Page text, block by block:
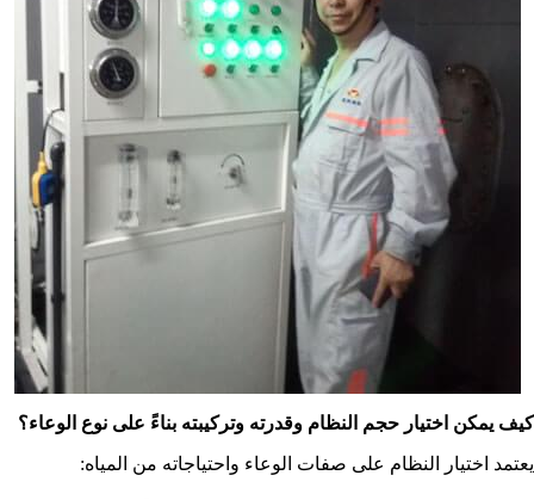
كيف يمكن اختيار حجم النظام وقدرته وتركيبته بناءً على نوع الوعاء؟
يعتمد اختيار النظام على صفات الوعاء واحتياجاته من المياه: